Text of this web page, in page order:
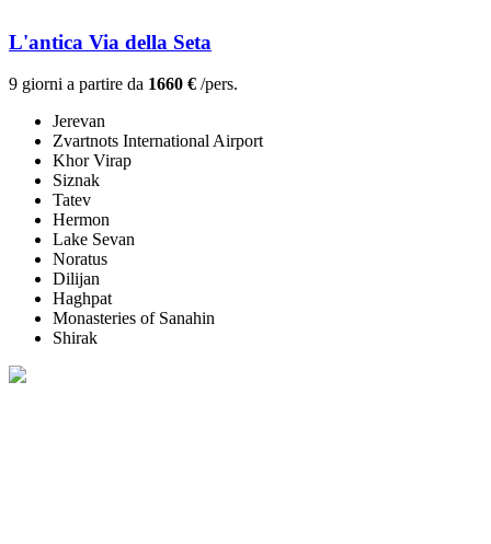
L'antica Via della Seta
9 giorni a partire da 1660 € /pers.
Jerevan
Zvartnots International Airport
Khor Virap
Siznak
Tatev
Hermon
Lake Sevan
Noratus
Dilijan
Haghpat
Monasteries of Sanahin
Shirak